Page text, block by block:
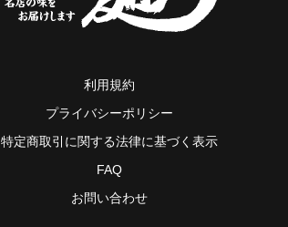
利用規約
プライバシーポリシー
特定商取引に関する法律に基づく表示
FAQ
お問い合わせ